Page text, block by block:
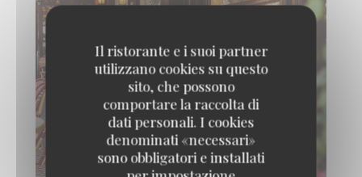
Il ristorante e i suoi partner
utilizzano cookies su questo
sito, che possono
comportare la raccolta di
dati personali. I cookies
denominati «necessari»
sono obbligatori e installati